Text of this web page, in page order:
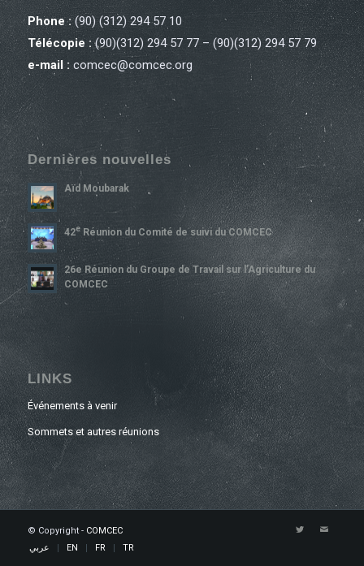
Phone :(90) (312) 294 57 10
Télécopie :(90)(312) 294 57 77 – (90)(312) 294 57 79
e-mail : comcec@comcec.org
Dernières nouvelles
Aïd Moubarak
42ERéunion du Comité de suivi du COMCEC
26e Réunion du Groupe de Travail sur l’Agriculture du
COMCEC
LINKS
Événements à venir
Sommets et autres réunions
© Copyright - COMCEC
عربي
EN FR TR